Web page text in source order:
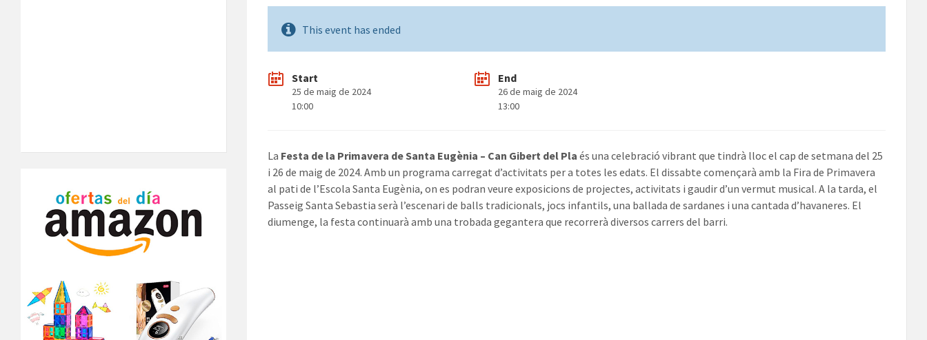
This event has ended
Start
25 de maig de 2024
10:00
End
26 de maig de 2024
13:00
La Festa de la Primavera de Santa Eugènia – Can Gibert del Pla és una celebració vibrant que tindrà lloc el cap de setmana del 25
i 26 de maig de 2024. Amb un programa carregat d’activitats per a totes les edats. El dissabte començarà amb la Fira de Primavera
al pati de l’Escola Santa Eugènia, on es podran veure exposicions de projectes, activitats i gaudir d’un vermut musical. A la tarda, el
Passeig Santa Sebastia serà l’escenari de balls tradicionals, jocs infantils, una ballada de sardanes i una cantada d’havaneres. El
diumenge, la festa continuarà amb una trobada gegantera que recorrerà diversos carrers del barri.